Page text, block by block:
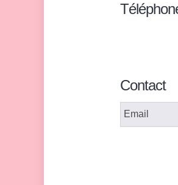
Contact
Email